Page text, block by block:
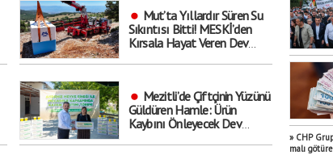
Mut’ta Yıllardır Süren Su
Sıkıntısı Bitti! MESKİ’den
Kırsala Hayat Veren Dev
Mezitli’de Çiftçinin Yüzünü
Güldüren Hamle: Ürün
Kaybını Önleyecek Dev
» CHP
malı